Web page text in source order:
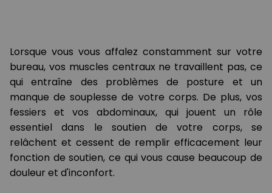
Lorsque vous vous affalez constamment sur votre
bureau, vos muscles centraux ne travaillent pas, ce
qui entraîne des problèmes de posture et un
manque de souplesse de votre corps. De plus, vos
fessiers et vos abdominaux, qui jouent un rôle
essentiel dans le soutien de votre corps, se
relâchent et cessent de remplir efficacement leur
fonction de soutien, ce qui vous cause beaucoup de
douleur et d'inconfort.